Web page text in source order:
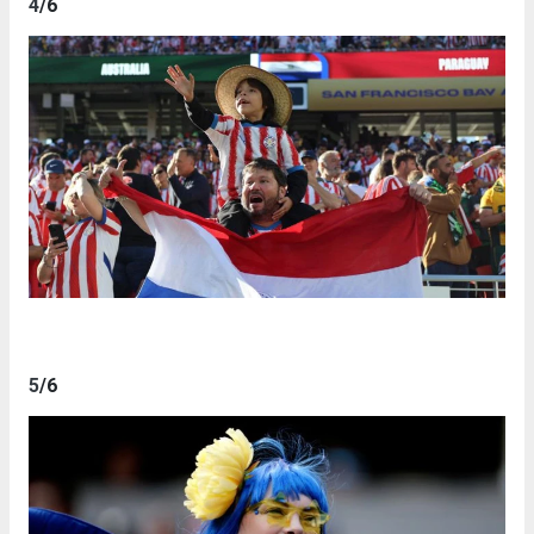
4/6
5/6